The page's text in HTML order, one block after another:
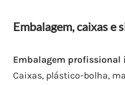
Embalagem, caixas e
Embalagem profissional
Caixas, plástico-bolha,